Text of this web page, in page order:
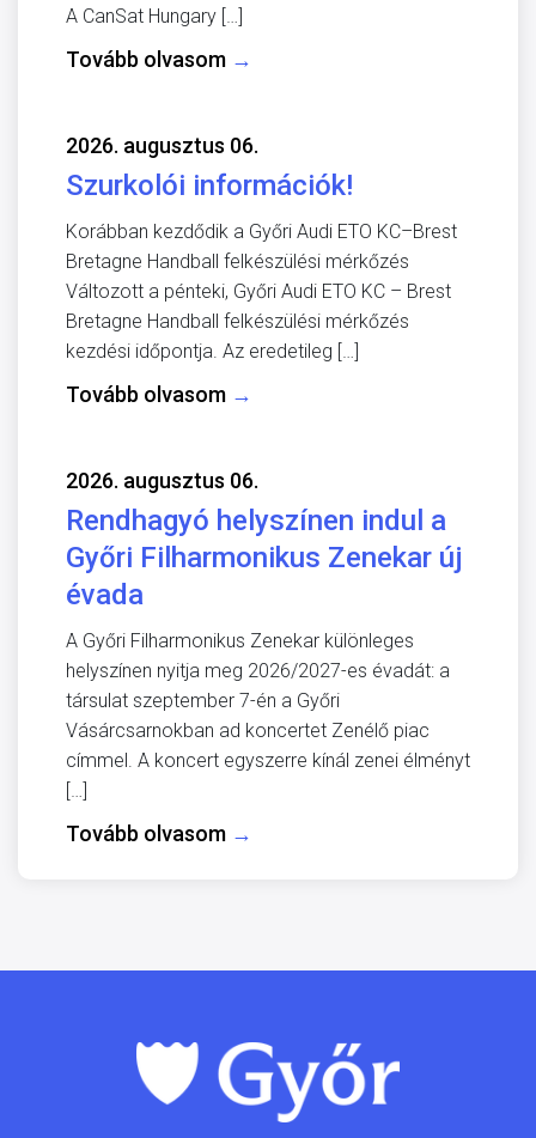
A CanSat Hungary […]
Tovább olvasom →
2026. augusztus 06.
Szurkolói információk!
Korábban kezdődik a Győri Audi ETO KC–Brest
Bretagne Handball felkészülési mérkőzés
Változott a pénteki, Győri Audi ETO KC – Brest
Bretagne Handball felkészülési mérkőzés
kezdési időpontja. Az eredetileg […]
Tovább olvasom →
2026. augusztus 06.
Rendhagyó helyszínen indul a
Győri Filharmonikus Zenekar új
évada
A Győri Filharmonikus Zenekar különleges
helyszínen nyitja meg 2026/2027-es évadát: a
társulat szeptember 7-én a Győri
Vásárcsarnokban ad koncertet Zenélő piac
címmel. A koncert egyszerre kínál zenei élményt
[…]
Tovább olvasom →